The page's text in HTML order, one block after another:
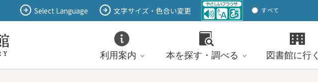
Select Language 文字サイズ・色合い変更
すべて
ページ
利用案内 本を探す・調べる 図書館に行く